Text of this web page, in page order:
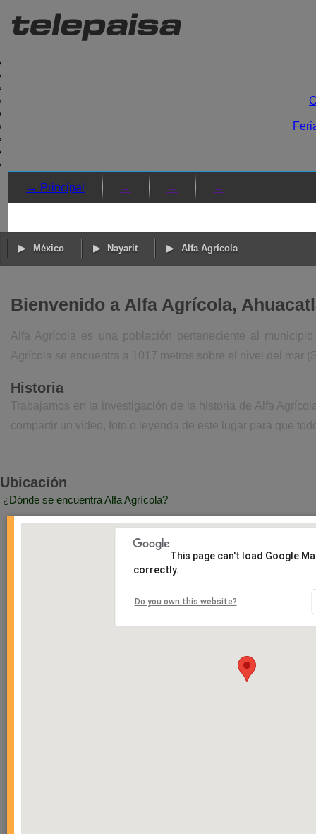
→ Principal → → →
México Nayarit Alfa Agrícola
Bienvenido a Alfa Agrícola,
Alfa Agrícola es una población perteneciente al
Agrícola se encuentra a 1017 metros sobre el nivel del mar
Historia
Trabajamos en la investigación de la historia de Alfa
compartir un video, foto o leyenda de este lugar para que
Ubicación
¿Dónde se encuentra Alfa Agrícola?
This page can't load Google
correctly.
Do you own this website?